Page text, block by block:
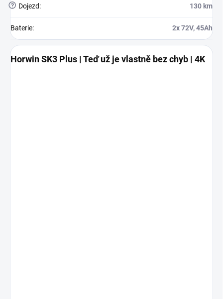
? Dojezd: 130 km
Baterie: 2x 72V, 45Ah
Horwin SK3 Plus | Teď už je vlastně bez chyb | 4K